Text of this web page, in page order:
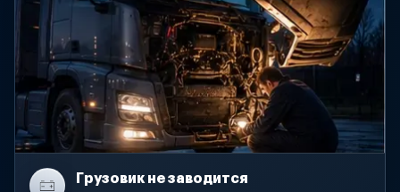
Грузовик не заводится